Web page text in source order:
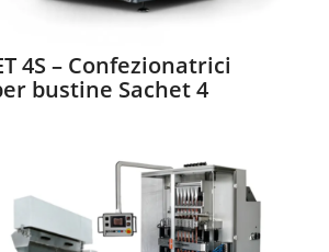
4S – Confezionatrici
bustine Sachet 4